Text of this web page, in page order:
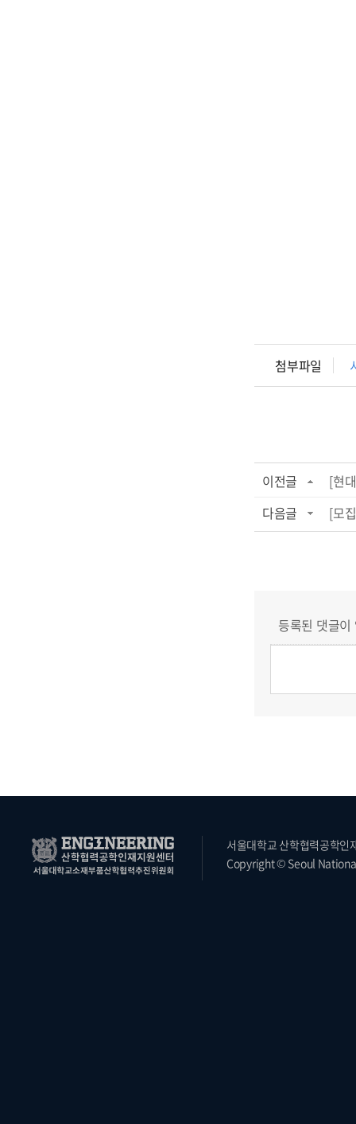
첨부파일
이전글
[현
다음글
[모
등록된 댓글이
서울대학교 산학협력공학
Copyright © Seoul